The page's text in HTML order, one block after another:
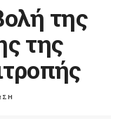
της
της